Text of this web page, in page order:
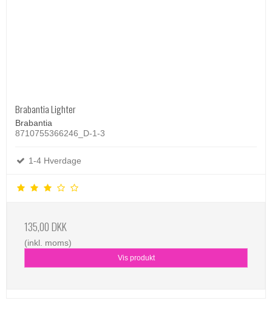
Brabantia Lighter
Brabantia
8710755366246_D-1-3
1-4 Hverdage
135,00 DKK
(inkl. moms)
Vis produkt